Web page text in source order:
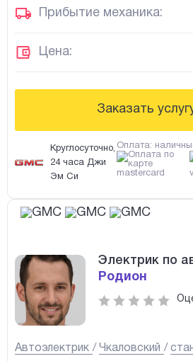
Прибытие механика:
Цена:
Заказать
Круглосуточно,
24 часа Джи
Эм Си
Оплата:
Электрик по
Родион
Автоэлектрик Чкаловский